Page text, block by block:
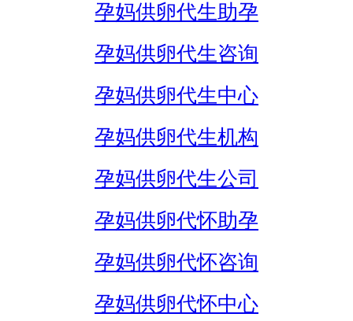
孕妈供卵代生助孕
孕妈供卵代生咨询
孕妈供卵代生中心
孕妈供卵代生机构
孕妈供卵代生公司
孕妈供卵代怀助孕
孕妈供卵代怀咨询
孕妈供卵代怀中心